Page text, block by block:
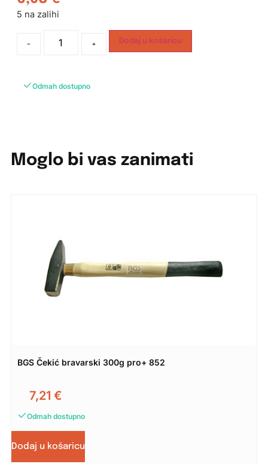
5 na zalihi
- + Dodaj u košaricu
Odmah dostupno
Moglo bi vas zanimati
BGS Čekić bravarski 300g pro+ 852
7,21 €
Odmah dostupno
Dodaj u košaricu